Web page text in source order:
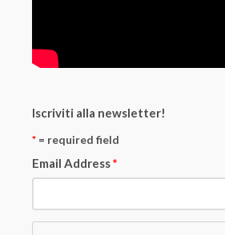
Iscriviti alla newsletter!
* = required field
Email Address*